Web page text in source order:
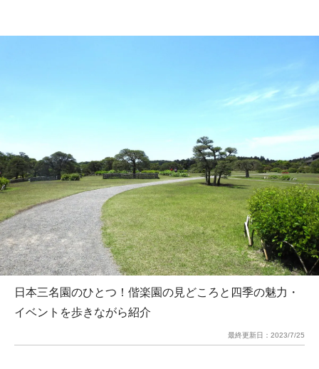
日本三名園のひとつ！偕楽園の見どころと四季の魅力・
イベントを歩きながら紹介
最終更新日： 2023/7/25